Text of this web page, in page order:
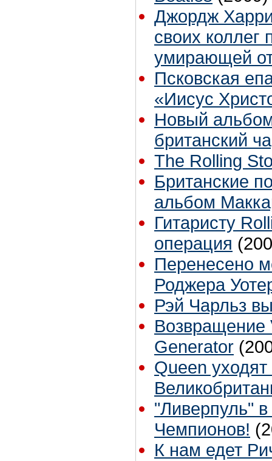
Джордж
своих коллег
умирающей
Псковская
«Иисус
Новый
британский
The Rolling
Британские
альбом
Гитаристу
операция
Перенесено
Роджера
Рэй Чарльз
Возвращение
Generator
Queen уходят
"Ливерпуль"
Чемпионов!
К нам едет